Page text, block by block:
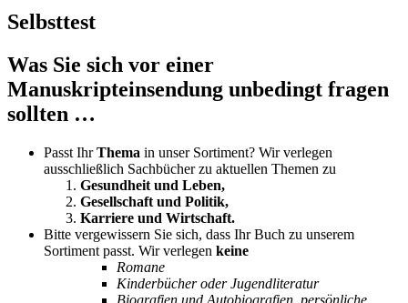
Selbsttest
Was Sie sich vor einer
Manuskripteinsendung unbedingt fragen
sollten …
Passt IhrThema in unser Sortiment? Wir verlegen
ausschließlich Sachbücher zu aktuellen Themen zu
Gesundheit und Leben,
Gesellschaft und Politik,
Karriere und Wirtschaft.
Bitte vergewissern Sie sich, dass Ihr Buch zu unserem
Sortiment passt. Wir verlegen keine
Romane
Kinderbücher oder Jugendliteratur